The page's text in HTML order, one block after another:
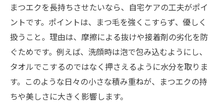
まつエクを長持ちさせたいなら、自宅ケアの工夫がポイ
ントです。ポイントは、まつ毛を強くこすらず、優しく
扱うこと。理由は、摩擦による抜けや接着剤の劣化を防
ぐためです。例えば、洗顔時は泡で包み込むようにし、
タオルでこするのではなく押さえるように水分を取りま
す。このような日々の小さな積み重ねが、まつエクの持
ちや美しさに大きく影響します。